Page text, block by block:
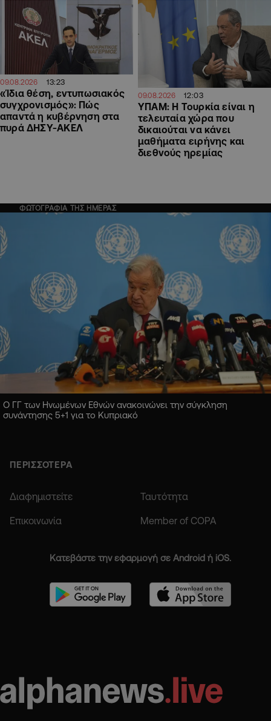
09.08.2026 13:23
«Ίδια θέση, εντυπωσιακός
συγχρονισμός»: Πώς
απαντά η κυβέρνηση στα
πυρά ΔΗΣΥ-ΑΚΕΛ
09.08.2026 12:03
ΥΠΑΜ: Η Τουρκία είναι η
τελευταία χώρα που
δικαιούται να κάνει
μαθήματα ειρήνης και
διεθνούς ηρεμίας
ΦΩΤΟΓΡΑΦΙΑ ΤΗΣ ΗΜΕΡΑΣ
Ο ΓΓ των Ηνωμένων Εθνών ανακοινώνει την σύγκληση
συνάντησης 5+1 για το Κυπριακό
ΠΕΡΙΣΣΟΤΕΡΑ
Διαφημιστείτε Ταυτότητα
Επικοινωνία Member of COPA
Κατεβάστε την εφαρμογή σε Android ή iOS.